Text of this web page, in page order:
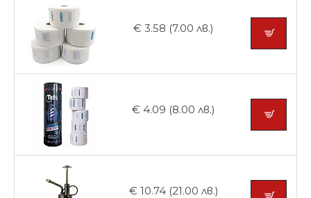
€ 3.58 (7.00 лв.)
€ 4.09 (8.00 лв.)
€ 10.74 (21.00 лв.)